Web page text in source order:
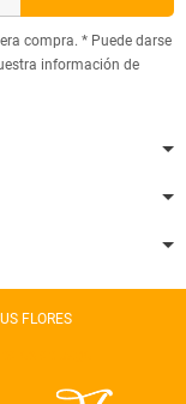
compra. * Puede darse
información de
FLORES